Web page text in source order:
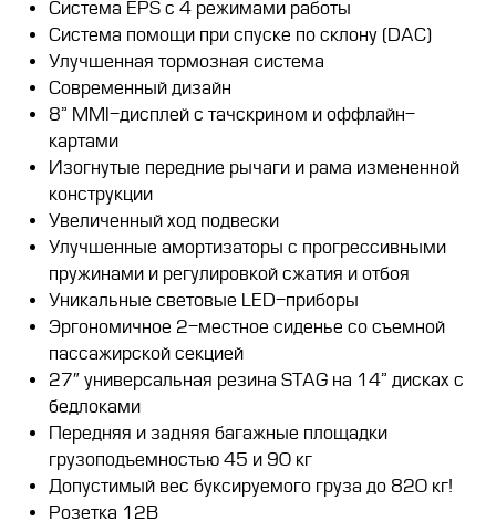
Система EPS с 4 режимами работы
Система помощи при спуске по склону (DAC)
Улучшенная тормозная система
Современный дизайн
8” MMI-дисплей с тачскрином и оффлайн-
картами
Изогнутые передние рычаги и рама измененной
конструкции
Увеличенный ход подвески
Улучшенные амортизаторы с прогрессивными
пружинами и регулировкой сжатия и отбоя
Уникальные световые LED-приборы
Эргономичное 2-местное сиденье со съемной
пассажирской секцией
27″ универсальная резина STAG на 14” дисках с
бедлоками
Передняя и задняя багажные площадки
грузоподъемностью 45 и 90 кг
Допустимый вес буксируемого груза до 820 кг!
Розетка 12В